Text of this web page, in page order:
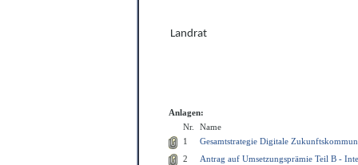
Landrat
Anlagen:
Nr.
Name
1
Gesamtstrategie Digitale
2
Antrag auf Umsetzungsprämie Teil B -